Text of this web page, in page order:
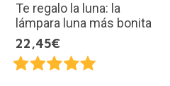
Te regalo la luna: la
lámpara luna más bonita
22,45€